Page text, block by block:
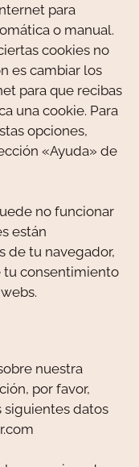
para
o manual.
cookies no
es cambiar los
para que recibas
una cookie. Para
opciones,
«Ayuda» de
no funcionar
están
de tu navegador,
tu consentimiento
nuestra
por favor,
siguientes datos